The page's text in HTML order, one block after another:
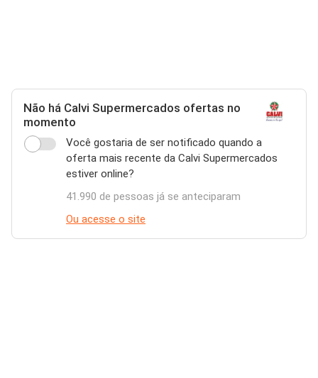
Não há Calvi Supermercados ofertas no
momento
Você gostaria de ser notificado quando a
oferta mais recente da Calvi Supermercados
estiver online?
41.990 de pessoas já se anteciparam
Ou acesse o site